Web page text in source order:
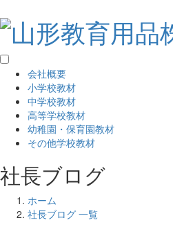
会社概要
小学校教材
中学校教材
高等学校教材
幼稚園・保育園教材
その他学校教材
社長ブログ
ホーム
社長ブログ 一覧